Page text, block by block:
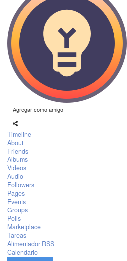
Agregar como amigo
Timeline
About
Friends
Albums
Videos
Audio
Followers
Pages
Events
Groups
Polls
Marketplace
Tareas
Alimentador RSS
Calendario